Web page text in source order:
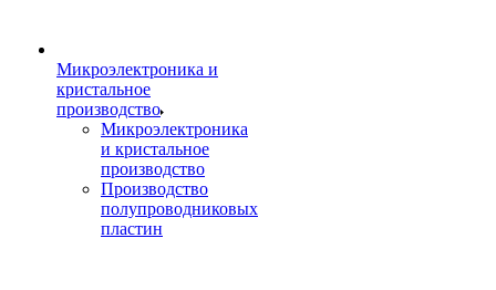
Микроэлектроника и
кристальное
производство
Микроэлектроника
и кристальное
производство
Производство
полупроводниковых
пластин